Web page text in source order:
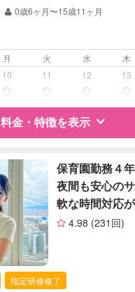
夜間対応
お泊まり保育
対応可否は個別に相談
なし
お引き受けしていません
対応不可
0歳6ヶ月〜15歳11ヶ月
月 火 水 木
10 11 12 13
料金・特徴を表示
レビュー
企業型割引対象(旧内閣府
自治体届出済ベビーシッ
保育士
幼稚園教諭
保育園勤務４
夜間も安心の
軟な時間対応
4.98 (231回)
指定研修修了